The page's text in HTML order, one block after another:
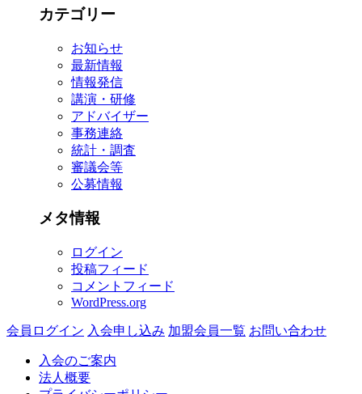
カ
カテゴリー
お知らせ
最新情報
情報発信
講演・研修
アドバイザー
事務連絡
統計・調査
審議会等
公募情報
メタ情報
ログイン
投稿フィード
コメントフィード
WordPress.org
会員ログイン 入会申し込み 加盟会員一覧 お問い合わせ
入会のご案内
法人概要